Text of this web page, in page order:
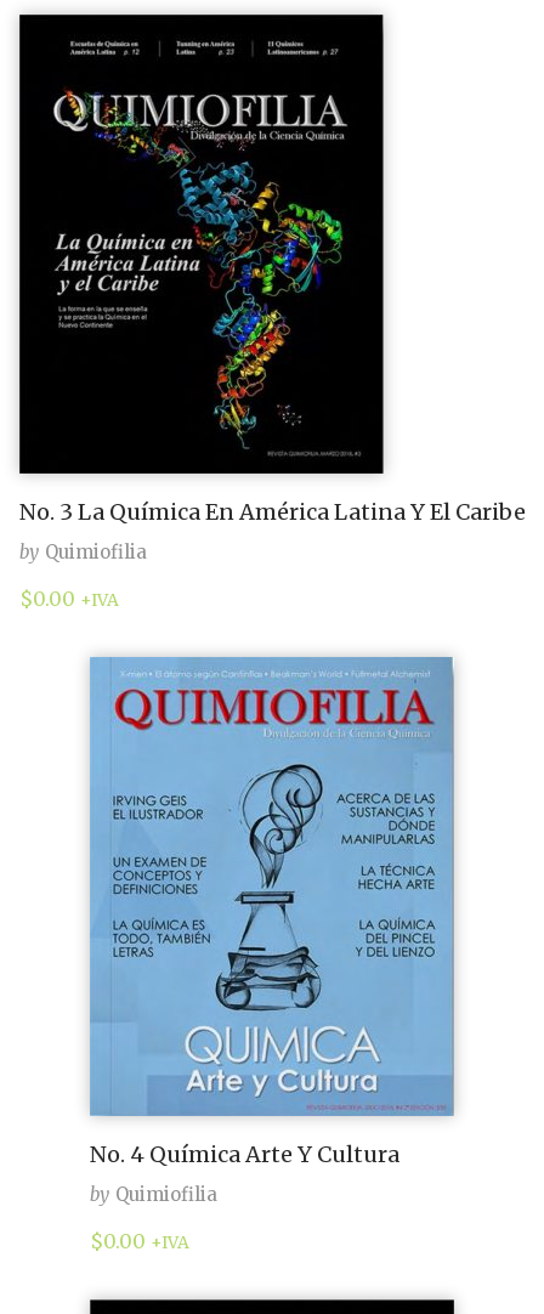
No. 3 La Química En América Latina Y El Caribe
by Quimiofilia
$0.00 +IVA
No. 4 Química Arte Y Cultura
by Quimiofilia
$0.00 +IVA